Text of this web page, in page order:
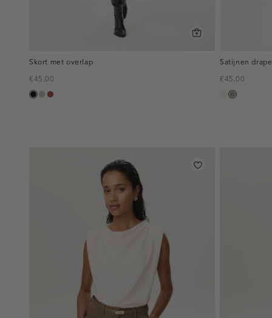
Skort met overlap
€45.00
zwart
taupe,
bruin
Satijnen
€45.00
ecru
taupe,